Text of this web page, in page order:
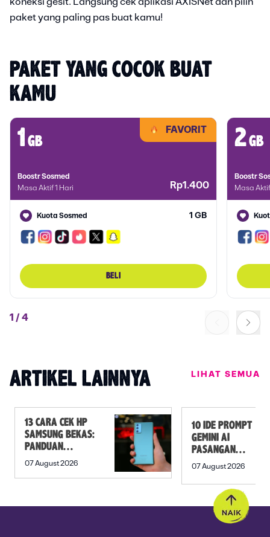
paket yang paling pas buat kamu!
PAKET YANG COCOK BUAT
KAMU
FAVORIT
1 gb
Boostr Sosmed
Masa Aktif 1 Hari
Rp1.400
Kuota Sosmed 1 GB
BELI
2gb
Boostr
Masa
1 / 4
ARTIKEL LAINNYA LIHAT SEMUA
13 CARA CEK HP
SAMSUNG BEKAS:
PANDUAN
SEBELUM
07 August 2026
10 IDE PROMPT
GEMINI AI
PASANGAN
PREWEDDING
07 August 2026